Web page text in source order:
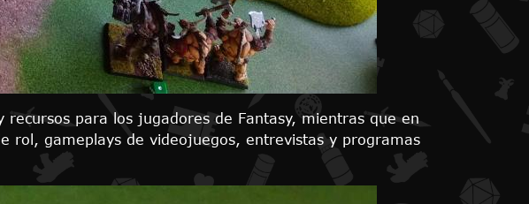
para los jugadores de Fantasy, mientras que en
rol, gameplays de videojuegos, entrevistas y programas